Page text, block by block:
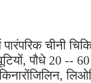
चीनी
पौधे 20 --